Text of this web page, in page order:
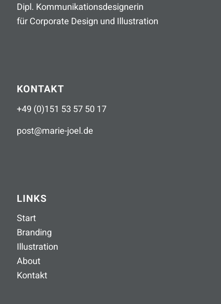
Dipl. Kommunikationsdesignerin
für Corporate Design und Illustration
KONTAKT
+49 (0)151 53 57 50 17
post@marie-joel.de
LINKS
Start
Branding
Illustration
About
Kontakt